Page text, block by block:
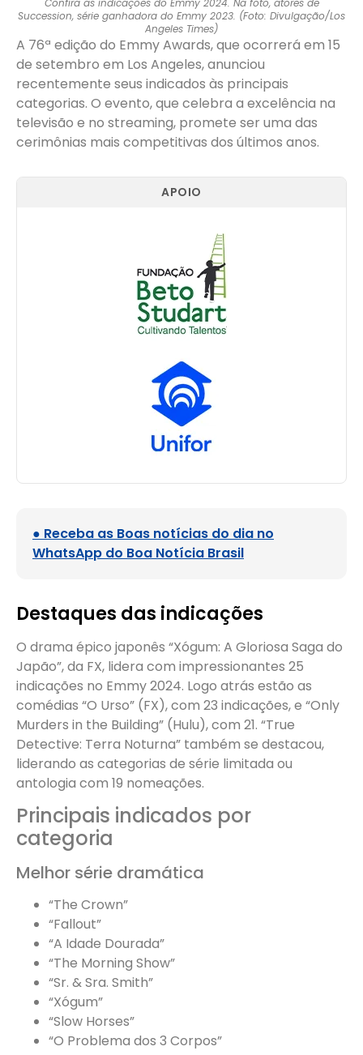
Succession, série ganhadora do Emmy 2023. (Foto: Divulgação/Los
Angeles Times)
A 76ª edição do Emmy Awards, que ocorrerá em 15
de setembro em Los Angeles, anunciou
recentemente seus indicados às principais
categorias. O evento, que celebra a excelência na
televisão e no streaming, promete ser uma das
cerimônias mais competitivas dos últimos anos.
APOIO
● Receba as Boas notícias do dia no
WhatsApp do Boa Notícia Brasil
Destaques das indicações
O drama épico japonês “Xógum: A Gloriosa Saga do
Japão”, da FX, lidera com impressionantes 25
indicações no Emmy 2024. Logo atrás estão as
comédias “O Urso” (FX), com 23 indicações, e “Only
Murders in the Building” (Hulu), com 21. “True
Detective: Terra Noturna” também se destacou,
liderando as categorias de série limitada ou
antologia com 19 nomeações.
Principais indicados por
categoria
Melhor série dramática
“The Crown”
“Fallout”
“A Idade Dourada”
“The Morning Show”
“Sr. & Sra. Smith”
“Xógum”
“Slow Horses”
“O Problema dos 3 Corpos”